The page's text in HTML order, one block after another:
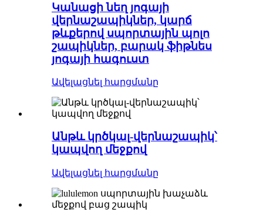
Կանացի նեղ յոգայի
վերնաշապիկներ, կարճ
թևքերով սպորտային պոլո
շապիկներ, բարակ ֆիթնես
յոգայի հագուստ
Ավելացնել հարցմանը
Անթև կրծկալ-վերնաշապիկ՝
կապվող մեջքով
Ավելացնել հարցմանը